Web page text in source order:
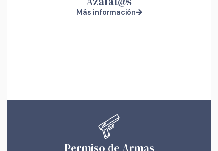
Más información
Permiso de Armas